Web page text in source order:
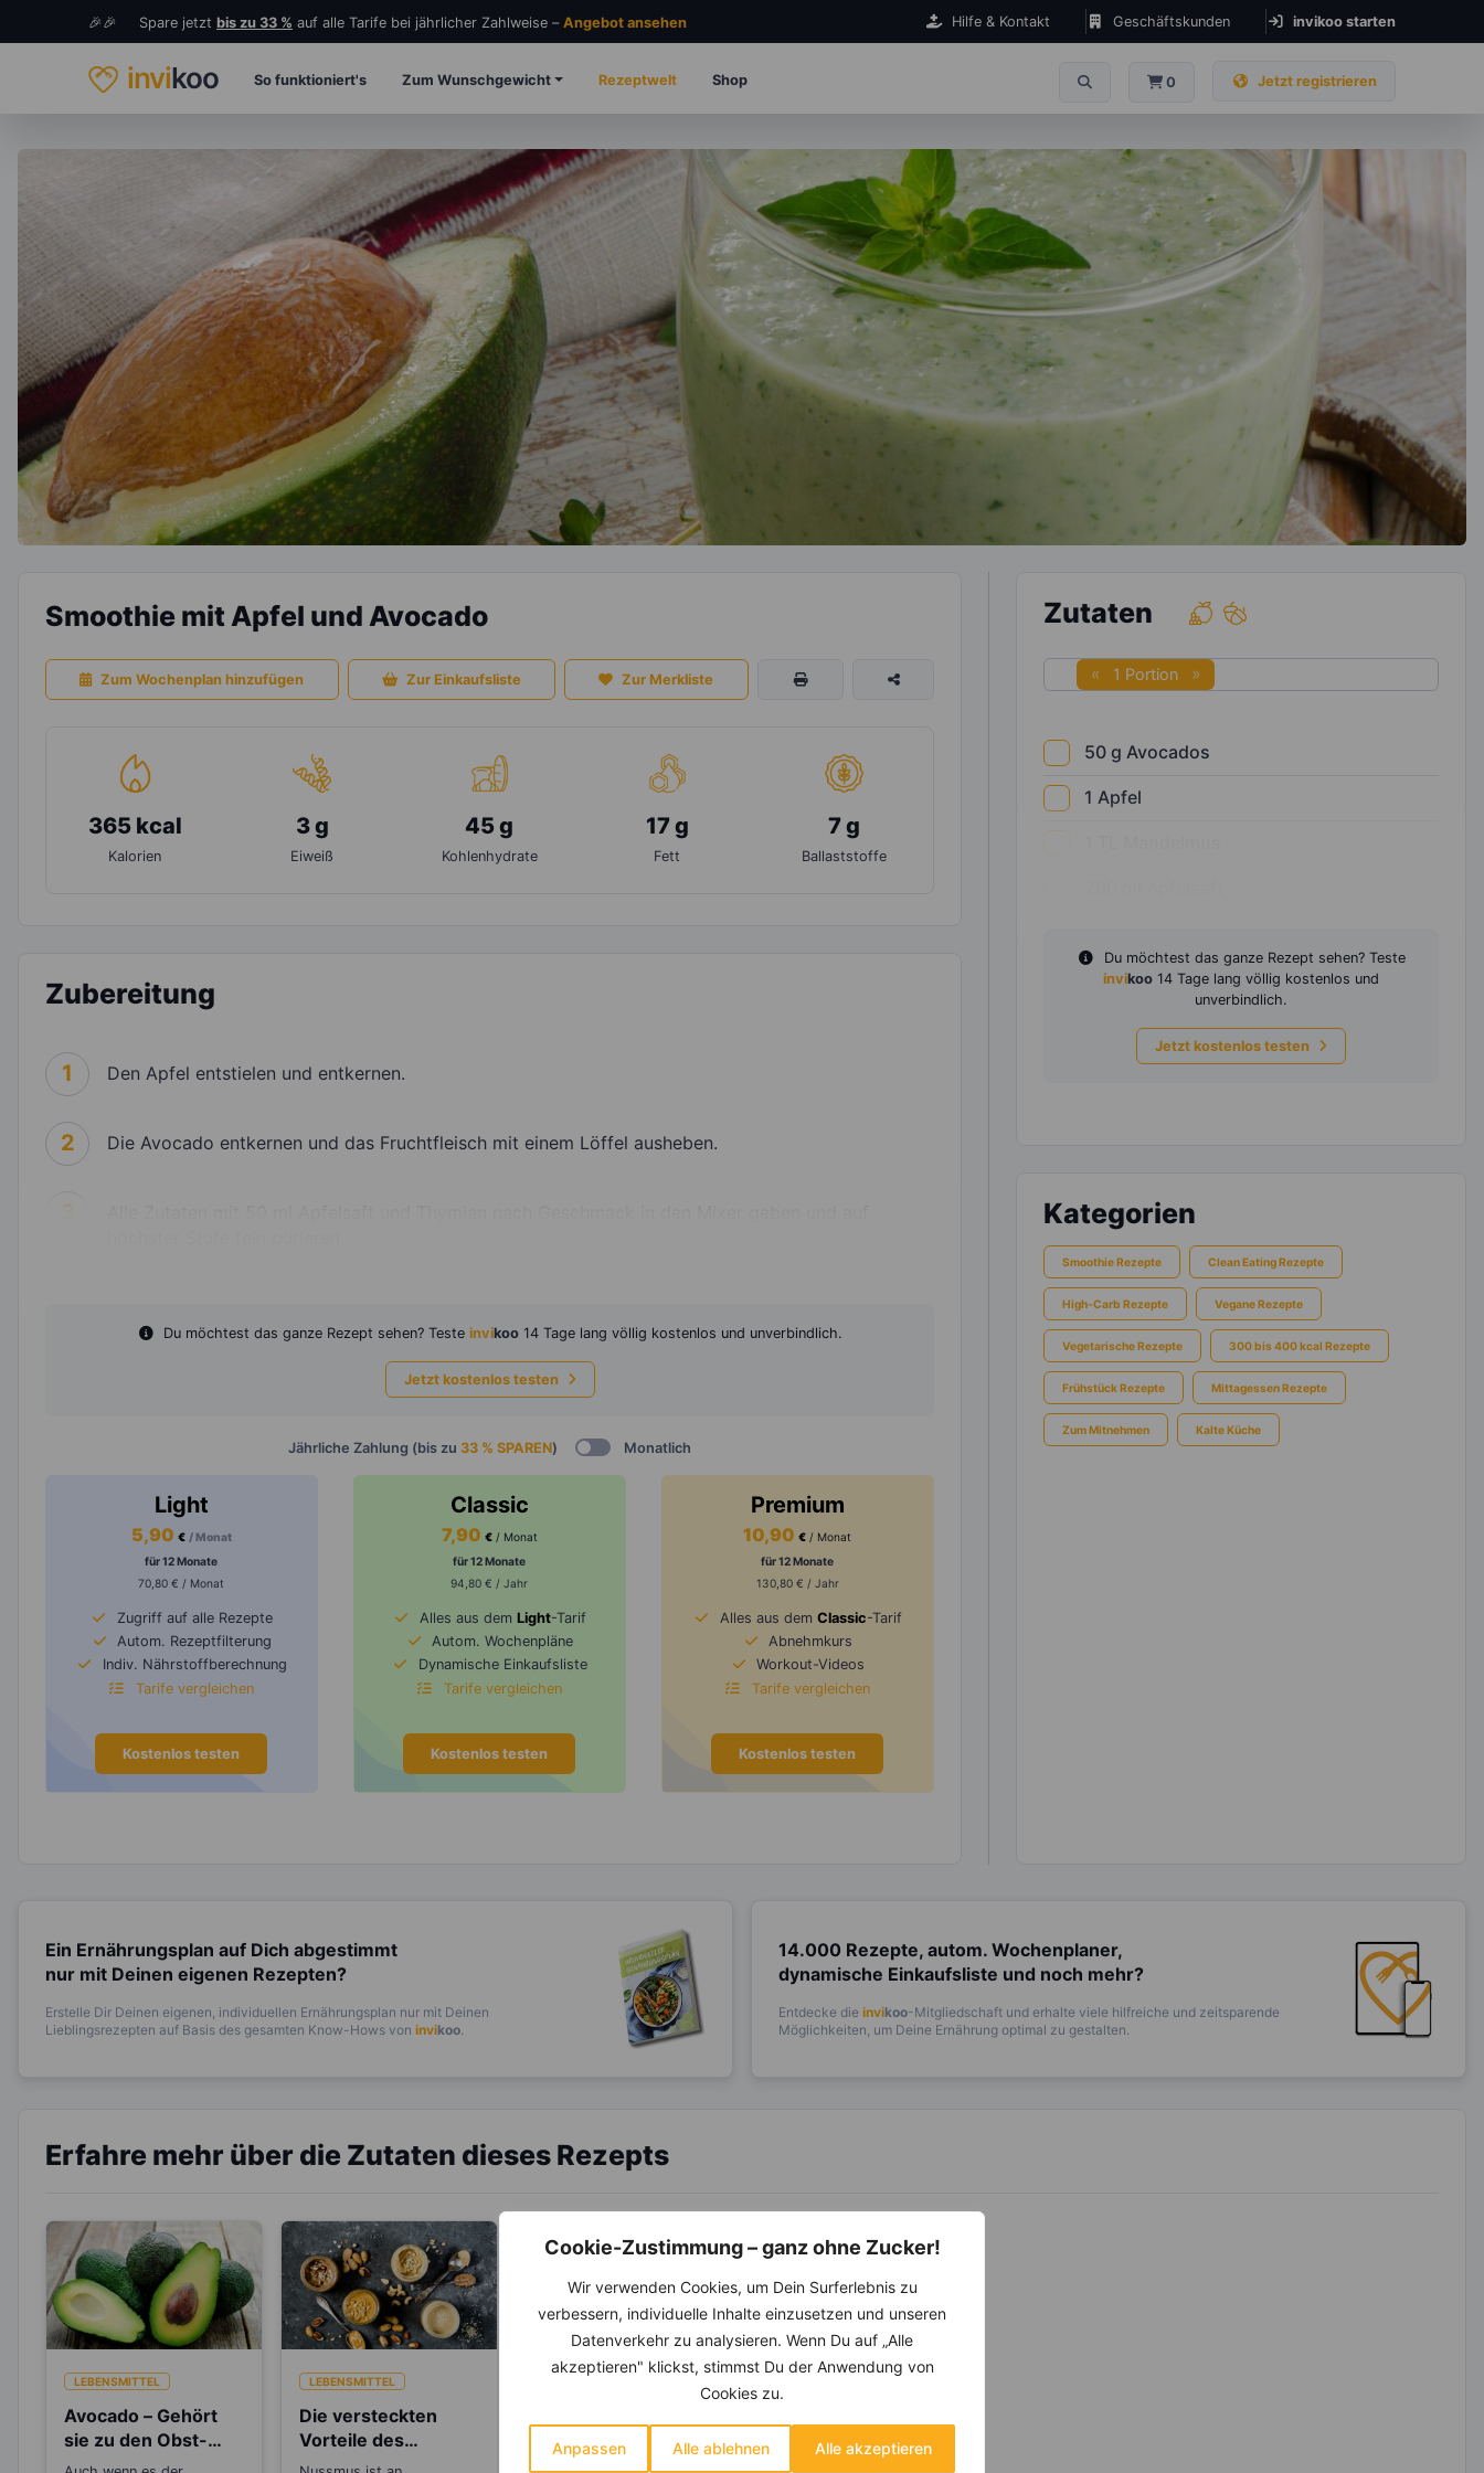
Cookie-Zustimmung – ganz ohne Zucker!
Wir verwenden Cookies, um Dein Surferlebnis zu
verbessern, individuelle Inhalte einzusetzen und unseren
Datenverkehr zu analysieren. Wenn Du auf „Alle
akzeptieren" klickst, stimmst Du der Anwendung von
Cookies zu.
Anpassen Alle ablehnen Alle akzeptieren
🎉🎉 Spare jetzt bis zu 33 % auf alle Tarife bei jährlicher Zahlweise – Angebot ansehen Hilfe & Kontakt Geschäftskunden invikoo starten
invikoo So funktioniert's Zum Wunschgewicht Rezeptwelt Shop 0 Jetzt registrieren
Smoothie mit Apfel und Avocado
Zum Wochenplan hinzufügen Zur Einkaufsliste Zur Merkliste
365 kcal
Kalorien
3 g
Eiweiß
45 g
Kohlenhydrate
17 g
Fett
7 g
Ballaststoffe
Zubereitung
1 Den Apfel entstielen und entkernen.
2 Die Avocado entkernen und das Fruchtfleisch mit einem Löffel ausheben.
Du möchtest das ganze Rezept sehen? Teste invikoo 14 Tage lang völlig kostenlos und unverbindlich.
Jetzt kostenlos testen
Jährliche Zahlung (bis zu 33 % SPAREN) Monatlich
Light
5,90 € / Monat
für 12 Monate
70,80 € / Monat
Zugriff auf alle Rezepte
Autom. Rezeptfilterung
Indiv. Nährstoffberechnung
Tarife vergleichen
Kostenlos testen
Classic
7,90 € / Monat
für 12 Monate
94,80 € / Jahr
Alles aus dem Light-Tarif
Autom. Wochenpläne
Dynamische Einkaufsliste
Tarife vergleichen
Kostenlos testen
Premium
10,90€ / Monat
für 12 Monate
130,80 € / Jahr
Alles aus dem Classic-Tarif
Abnehmkurs
Workout-Videos
Tarife vergleichen
Kostenlos testen
Zutaten
1 Portion
50 g Avocados
1 Apfel
Du möchtest das ganze Rezept sehen? Teste
invikoo 14 Tage lang völlig kostenlos und
unverbindlich.
Jetzt kostenlos testen
Kategorien
Smoothie Rezepte Clean Eating Rezepte
High-Carb Rezepte Vegane Rezepte
Vegetarische Rezepte 300 bis 400 kcal Rezepte
Frühstück Rezepte Mittagessen Rezepte
Zum Mitnehmen Kalte Küche
Ein Ernährungsplan auf Dich abgestimmt
nur mit Deinen eigenen Rezepten?
Erstelle Dir Deinen eigenen, individuellen Ernährungsplan nur mit Deinen
Lieblingsrezepten auf Basis des gesamten Know-Hows von invikoo.
14.000 Rezepte, autom. Wochenplaner,
dynamische Einkaufsliste und noch mehr?
Entdecke die invikoo-Mitgliedschaft und erhalte viele hilfreiche und zeitsparende
Möglichkeiten, um Deine Ernährung optimal zu gestalten.
Erfahre mehr über die Zutaten dieses Rezepts
LEBENSMITTEL
Avocado – Gehört
sie zu den Obst-
oder
LEBENSMITTEL
Die versteckten
Vorteile des
Nussmus
entzündungshemm
end sowie bei